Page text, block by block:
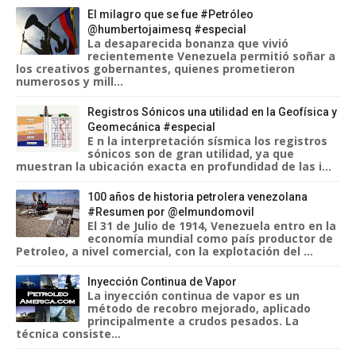
El milagro que se fue #Petróleo
@humbertojaimesq #especial
La desaparecida bonanza que vivió
recientemente Venezuela permitió soñar a
los creativos gobernantes, quienes prometieron
numerosos y mill...
Registros Sónicos una utilidad en la Geofísica y
Geomecánica #especial
E n la interpretación sísmica los registros
sónicos son de gran utilidad, ya que
muestran la ubicación exacta en profundidad de las i...
100 años de historia petrolera venezolana
#Resumen por @elmundomovil
El 31 de Julio de 1914, Venezuela entro en la
economía mundial como país productor de
Petroleo, a nivel comercial, con la explotación del ...
Inyección Continua de Vapor
La inyección continua de vapor es un
método de recobro mejorado, aplicado
principalmente a crudos pesados. La
técnica consiste...